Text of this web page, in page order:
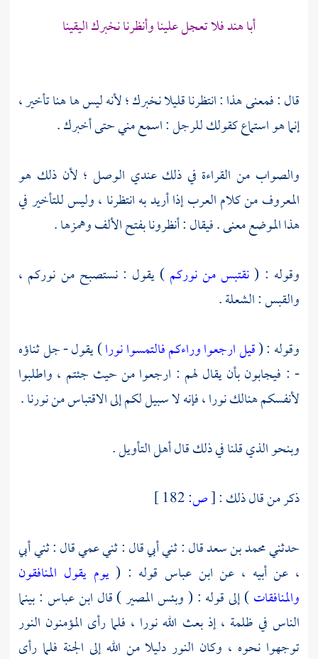
أبا هند فلا تعجل علينا وأنظرنا نخبرك اليقينا
قال : فمعنى هذا : انتظرنا قليلا نخبرك ؛ لأنه ليس ها هنا تأخير ،
إنما هو استماع كقولك للرجل : اسمع مني حتى أخبرك .
والصواب من القراءة في ذلك عندي الوصل ؛ لأن ذلك هو
المعروف من كلام العرب إذا أريد به انتظرنا ، وليس للتأخير في
هذا الموضع معنى . فيقال : أنظرونا بفتح الألف وهمزها .
وقوله : (نقتبس من نوركم ) يقول : نستصبح من نوركم ،
والقبس : الشعلة .
وقوله : (قيل ارجعوا وراءكم فالتمسوا نورا) يقول - جل ثناؤه
- : فيجابون بأن يقال لهم : ارجعوا من حيث جئتم ، واطلبوا
لأنفسكم هنالك نورا ، فإنه لا سبيل لكم إلى الاقتباس من نورنا .
وبنحو الذي قلنا في ذلك قال أهل التأويل .
ذكر من قال ذلك :[ص:
حدثنيمحمد بن سعدقال : ثني أبي قال : ثني عمي قال : ثني أبي
، عن أبيه ، عن ابن عباس قوله : (يوم يقول المنافقون
والمنافقات) إلى قوله : ( وبئس المصير ) قال ابن عباس : بينما
الناس في ظلمة ، إذ بعث الله نورا ، فلما رأى المؤمنون النور
توجهوا نحوه ، وكان النور دليلا من الله إلى الجنة فلما رأى